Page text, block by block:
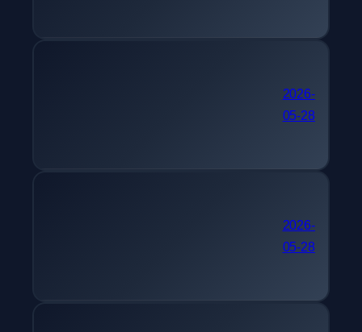
2026-
05-28
2026-
05-28